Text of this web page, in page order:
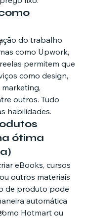
do trabalho
como Upwork,
permitem que
como design,
outros. Tudo
habilidades.
ótima
eBooks, cursos
outros materiais
de produto pode
automática
Hotmart ou